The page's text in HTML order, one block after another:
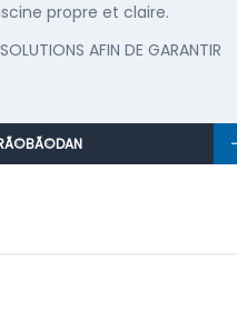
propre et claire.
AFIN DE GARANTIR